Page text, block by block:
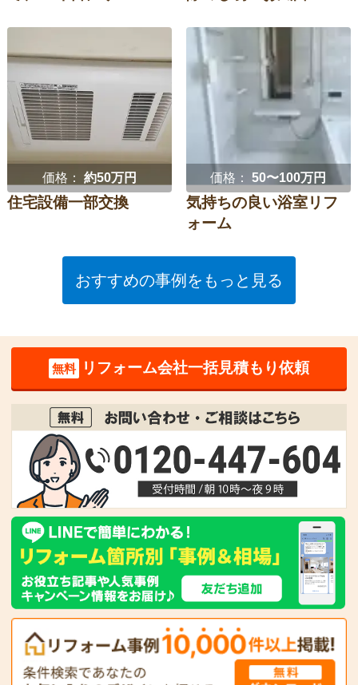
価格：約50万円
住宅設備一部交換
価格：50〜100万円
気持ちの良い浴室リフ
ォーム
おすすめの事例をもっと見る
無料 リフォーム会社一括見積もり依頼